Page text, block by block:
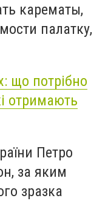
карематы,
палатку,
що потрібно
отримають
Петро
за яким
зразка